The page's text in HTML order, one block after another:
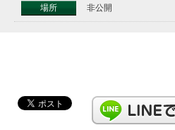
場所 非公開